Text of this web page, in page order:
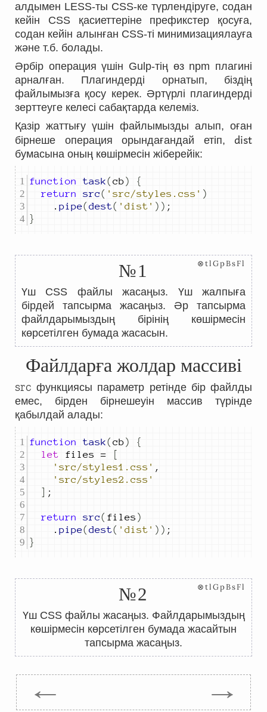
алдымен LESS-ты CSS-ке түрлендіруге, содан
кейін CSS қасиеттеріне префикстер қосуға,
содан кейін алынған CSS-ті минимизациялауға
және т.б. болады.
Әрбір операция үшін Gulp-тің өз npm плагині
арналған. Плагиндерді орнатып, біздің
файлымызға қосу керек. Әртүрлі плагиндерді
зерттеуге келесі сабақтарда келеміз.
Қазір жаттығу үшін файлымызды алып, оған
бірнеше операция орындағандай етіп, dist
бумасына оның көшірмесін жіберейік:
function task( cb)
{
return
src( 'src/styles.css' )
. pipe( dest( 'dist' )) ;
}
№1 ⊗tlGpBsFl
Үш CSS файлы жасаңыз. Үш жалпыға
бірдей тапсырма жасаңыз. Әр тапсырма
файлдарымыздың бірінің көшірмесін
көрсетілген бумада жасасын.
Файлдарға жолдар массиві
src функциясы параметр ретінде бір файлды
емес, бірден бірнешеуін массив түрінде
қабылдай алады:
function task( cb)
{
let
files =
[
'src/styles1.css' ,
'src/styles2.css'
] ;
return src( files )
. pipe( dest( 'dist' )) ;
}
№2 ⊗tlGpBsFl
Үш CSS файлы жасаңыз. Файлдарымыздың
көшірмесін көрсетілген бумада жасайтын
тапсырма жасаңыз.
← →